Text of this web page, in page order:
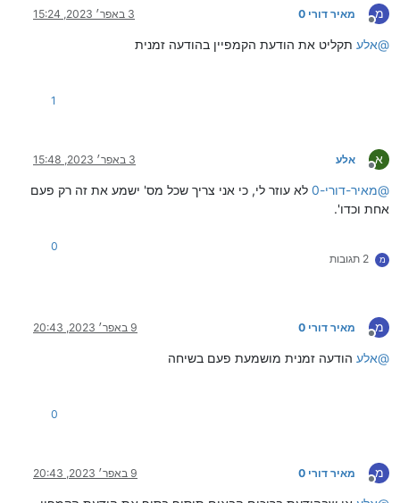
מ
מנותק
מאיר דורי 0 3 באפר׳ 2023, 15:24
@אלע תקליט את הודעת הקמפיין בהודעה זמנית
1
א
מנותק
אלע 3 באפר׳ 2023, 15:48
@מאיר-דורי-0
לא עוזר לי, כי אני צריך שכל מס' ישמע את זה רק פעם
אחת וכדו'.
מ 2 תגובות
0
מ
מנותק
מאיר דורי 0 9 באפר׳ 2023, 20:43
@אלע הודעה זמנית מושמעת פעם בשיחה
0
מ
מנותק
מאיר דורי 0 9 באפר׳ 2023, 20:43